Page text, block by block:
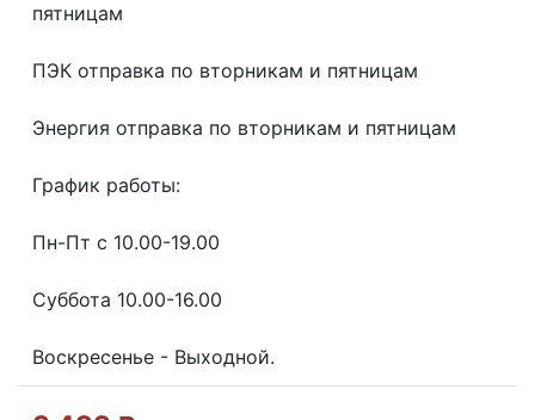
пятницам
ПЭК отправка по вторникам и пятницам
Энергия отправка по вторникам и пятницам
График работы:
Пн-Пт с 10.00-19.00
Суббота 10.00-16.00
Воскресенье - Выходной.